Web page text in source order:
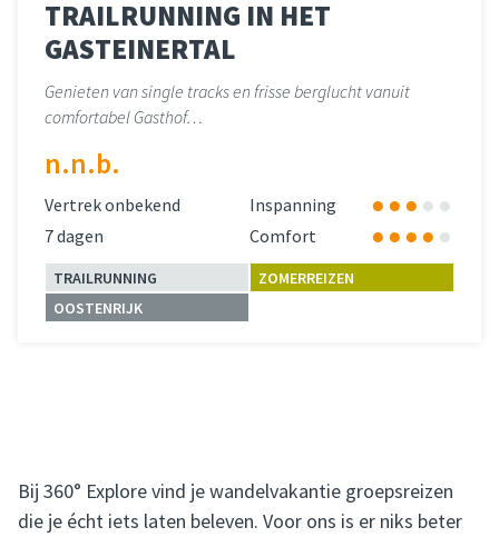
TRAILRUNNING IN HET
GASTEINERTAL
Genieten van single tracks en frisse berglucht vanuit
comfortabel Gasthof…
n.n.b.
Vertrek onbekend
Inspanning
7 dagen
Comfort
TRAILRUNNING
ZOMERREIZEN
OOSTENRIJK
Bij 360° Explore vind je wandelvakantie groepsreizen
die je écht iets laten beleven. Voor ons is er niks beter